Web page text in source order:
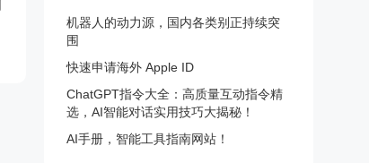
机器人的动力源，国内各类别正持续突
围
快速申请海外 Apple ID
ChatGPT指令大全：高质量互动指令精
选，AI智能对话实用技巧大揭秘！
AI手册，智能工具指南网站！